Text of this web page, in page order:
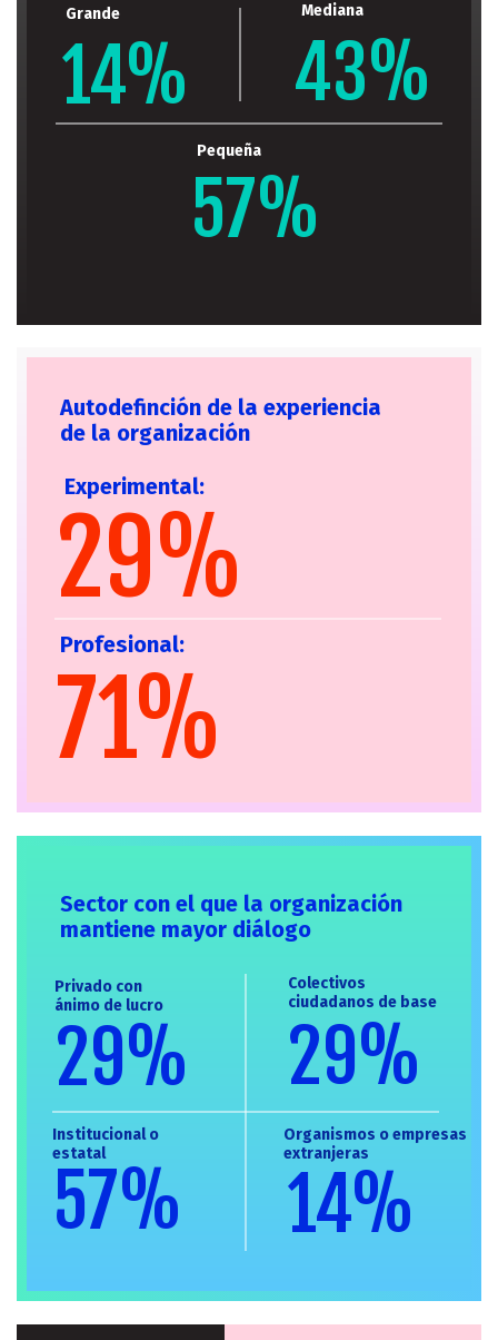
Mayor de 60 años
Pequeña
57%
Grande
14%
Mediana
43%
Autodefinción de la experiencia
de la organización
Mayor de 60 años
Profesional:
71%
Experimental:
29%
Sector con el que la organización
mantiene mayor diálogo
57%
Privado con
ánimo de lucro
29%
29%
14%
Colectivos
ciudadanos de base
Institucional o
estatal
Organismos o empresas
extranjeras